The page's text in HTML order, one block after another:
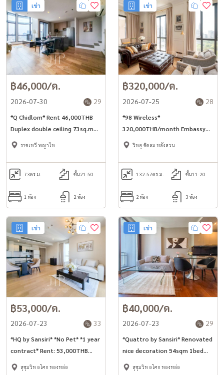
เช่า
฿46,000/ด.
2026-07-30 29
*Q Chidlom* Rent 46,000THB
Duplex double ceiling 73sq.m
1bed 2bath high floor open
view unit for rent.
ราชเทวี พญาไท
73ตร.ม. ชั้น21-50
1 ห้อง 2 ห้อง
เช่า
฿320,000/ด.
2026-07-25 28
*98 Wireless*
320,000THB/month Embassy
garden view 132.57sq.m 2bed
unit in 98 Wireless.
วิทยุ ชิดลม หลังสวน
132.57ตร.ม. ชั้น11-20
2 ห้อง 3 ห้อง
เช่า
฿53,000/ด.
2026-07-23 33
*HQ by Sansiri* *No Pet* *1 year
contract* Rent: 53,000THB
56sq.m corner 1bed unit in
สุขุมวิท อโศก ทองหล่อ
เช่า
฿40,000/ด.
2026-07-23 29
*Quattro by Sansiri* Renovated
nice decoration 54sqm 1bed
unit in Thonglor area *No-pet*
สุขุมวิท อโศก ทองหล่อ